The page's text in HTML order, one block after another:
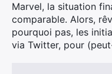
Marvel, la situation
comparable. Alors,
pourquoi pas, les
via Twitter, pour